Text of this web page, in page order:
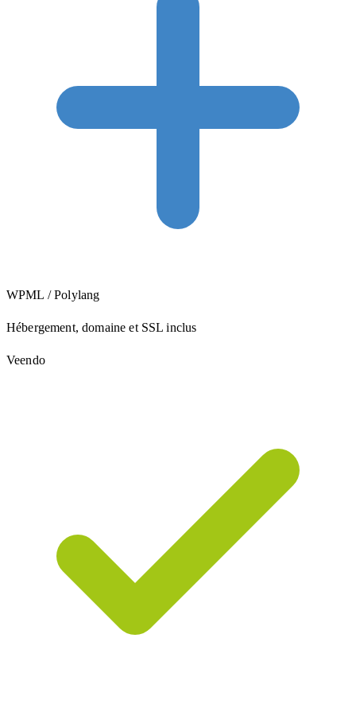
WPML / Polylang
Hébergement, domaine et SSL inclus
Veendo